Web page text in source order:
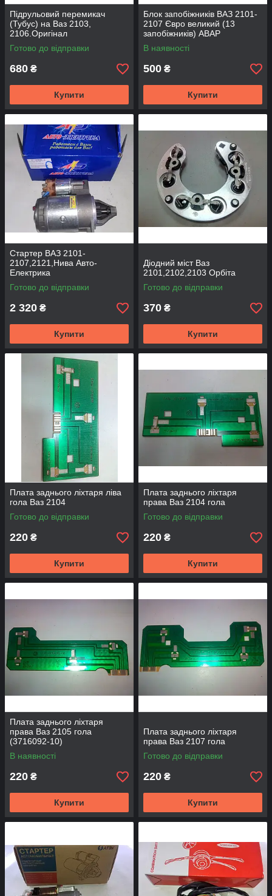
Підрульовий перемикач
(Тубус) на Ваз 2103,
2106.Оригінал
Готово до відправки
680 ₴
Купити
Блок запобіжників ВАЗ 2101-
2107 Євро великий (13
запобіжників) АВАР
В наявності
500 ₴
Купити
Стартер ВАЗ 2101-
2107,2121,Нива Авто-
Електрика
Готово до відправки
2 320 ₴
Купити
Діодний міст Ваз
2101,2102,2103 Орбіта
Готово до відправки
370 ₴
Купити
Плата заднього ліхтаря ліва
гола Ваз 2104
Готово до відправки
220 ₴
Купити
Плата заднього ліхтаря
права Ваз 2104 гола
Готово до відправки
220 ₴
Купити
Плата заднього ліхтаря
права Ваз 2105 гола
(3716092-10)
В наявності
220 ₴
Купити
Плата заднього ліхтаря
права Ваз 2107 гола
Готово до відправки
220 ₴
Купити